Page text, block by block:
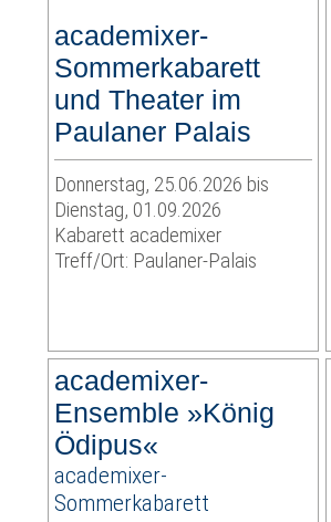
academixer-
Sommerkabarett
und Theater im
Paulaner Palais
Donnerstag, 25.06.2026 bis
Dienstag, 01.09.2026
Kabarett academixer
Treff/Ort: Paulaner-Palais
academixer-
Ensemble »König
Ödipus«
academixer-
Sommerkabarett